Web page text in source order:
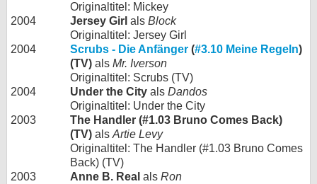
Originaltitel: Mickey
2004
Jersey Girl als Block
Originaltitel: Jersey Girl
2004
Scrubs - Die Anfänger (#3.10 Meine Regeln)
(TV) als Mr. Iverson
Originaltitel: Scrubs (TV)
2004
Under the City als Dandos
Originaltitel: Under the City
2003
The Handler (#1.03 Bruno Comes Back)
(TV) als Artie Levy
Originaltitel: The Handler (#1.03 Bruno Comes
Back) (TV)
2003
Anne B. Real als Ron